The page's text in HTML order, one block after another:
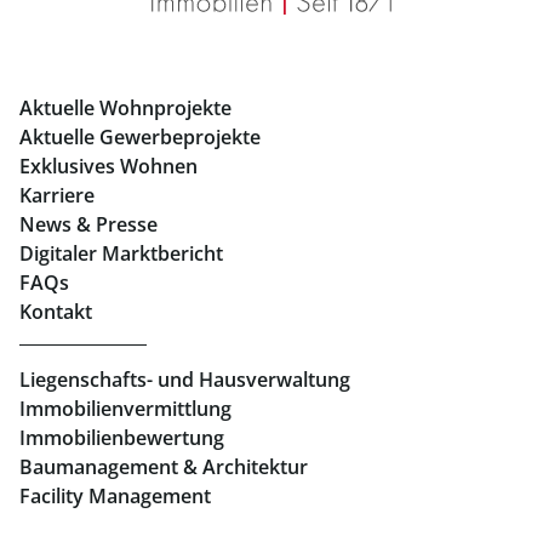
Eigentumswohnungen Graz
Geschäftslokale mieten Graz
Immobilien in Linz
Eigentumswohnungen Linz
Büros mieten Linz
Geschäftslokale mieten Linz
Aktuelle Wohnprojekte
Aktuelle Gewerbeprojekte
Exklusives Wohnen
Karriere
News & Presse
Digitaler Marktbericht
FAQs
Kontakt
Liegenschafts- und Hausverwaltung
Immobilienvermittlung
Immobilienbewertung
Baumanagement & Architektur
Facility Management